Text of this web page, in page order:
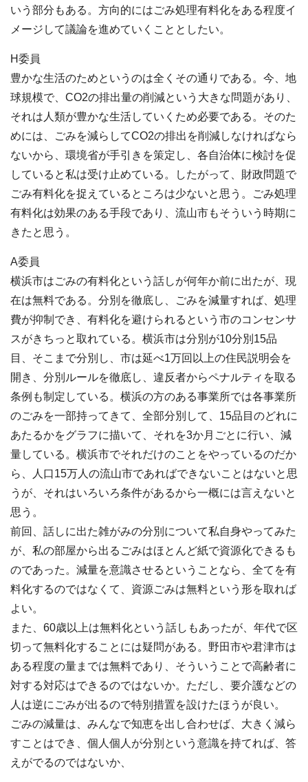
いう部分もある。方向的にはごみ処理有料化をある程度イ
メージして議論を進めていくこととしたい。
H委員
豊かな生活のためというのは全くその通りである。今、地
球規模で、CO2の排出量の削減という大きな問題があり、
それは人類が豊かな生活していくため必要である。そのた
めには、ごみを減らしてCO2の排出を削減しなければなら
ないから、環境省が手引きを策定し、各自治体に検討を促
していると私は受け止めている。したがって、財政問題で
ごみ有料化を捉えているところは少ないと思う。ごみ処理
有料化は効果のある手段であり、流山市もそういう時期に
きたと思う。
A委員
横浜市はごみの有料化という話しが何年か前に出たが、現
在は無料である。分別を徹底し、ごみを減量すれば、処理
費が抑制でき、有料化を避けられるという市のコンセンサ
スがきちっと取れている。横浜市は分別が10分別15品
目、そこまで分別し、市は延べ1万回以上の住民説明会を
開き、分別ルールを徹底し、違反者からペナルティを取る
条例も制定している。横浜の方のある事業所では各事業所
のごみを一部持ってきて、全部分別して、15品目のどれに
あたるかをグラフに描いて、それを3か月ごとに行い、減
量している。横浜市でそれだけのことをやっているのだか
ら、人口15万人の流山市であればできないことはないと思
うが、それはいろいろ条件があるから一概には言えないと
思う。
前回、話しに出た雑がみの分別について私自身やってみた
が、私の部屋から出るごみはほとんど紙で資源化できるも
のであった。減量を意識させるということなら、全てを有
料化するのではなくて、資源ごみは無料という形を取れば
よい。
また、60歳以上は無料化という話しもあったが、年代で区
切って無料化することには疑問がある。野田市や君津市は
ある程度の量までは無料であり、そういうことで高齢者に
対する対応はできるのではないか。ただし、要介護などの
人は逆にごみが出るので特別措置を設けたほうが良い。
ごみの減量は、みんなで知恵を出し合わせば、大きく減ら
すことはでき、個人個人が分別という意識を持てれば、答
えがでるのではないか、